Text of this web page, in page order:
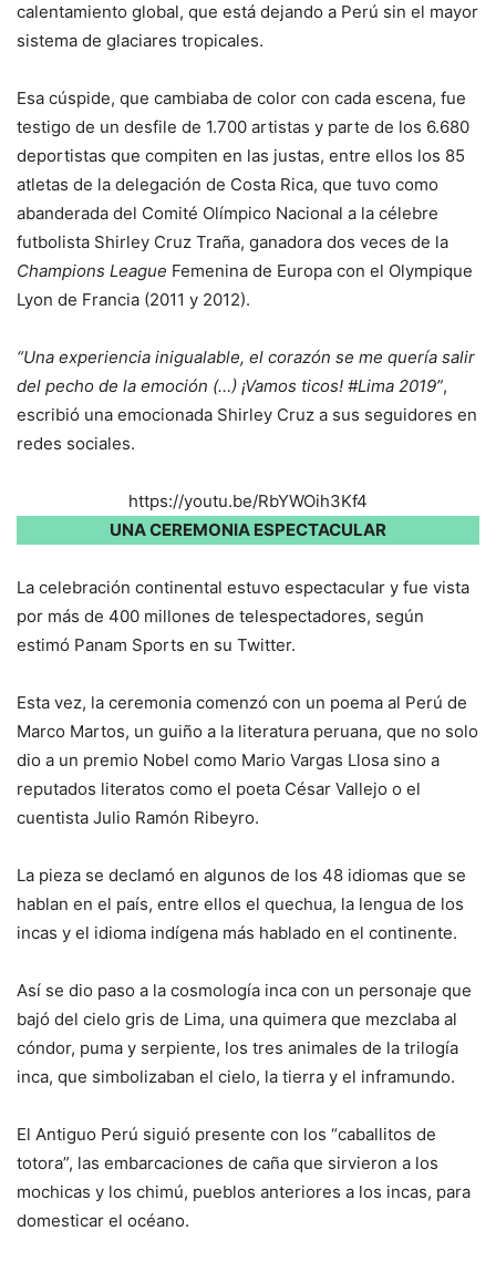
calentamiento global, que está dejando a Perú sin el mayor
sistema de glaciares tropicales.
Esa cúspide, que cambiaba de color con cada escena, fue
testigo de un desfile de 1.700 artistas y parte de los 6.680
deportistas que compiten en las justas, entre ellos los 85
atletas de la delegación de Costa Rica, que tuvo como
abanderada del Comité Olímpico Nacional a la célebre
futbolista Shirley Cruz Traña, ganadora dos veces de la
Champions League Femenina de Europa con el Olympique
Lyon de Francia (2011 y 2012).
“Una experiencia inigualable, el corazón se me quería salir
del pecho de la emoción (…) ¡Vamos ticos! #Lima 2019”,
escribió una emocionada Shirley Cruz a sus seguidores en
redes sociales.
https://youtu.be/RbYWOih3Kf4
UNA CEREMONIA ESPECTACULAR
La celebración continental estuvo espectacular y fue vista
por más de 400 millones de telespectadores, según
estimó Panam Sports en su Twitter.
Esta vez, la ceremonia comenzó con un poema al Perú de
Marco Martos, un guiño a la literatura peruana, que no solo
dio a un premio Nobel como Mario Vargas Llosa sino a
reputados literatos como el poeta César Vallejo o el
cuentista Julio Ramón Ribeyro.
La pieza se declamó en algunos de los 48 idiomas que se
hablan en el país, entre ellos el quechua, la lengua de los
incas y el idioma indígena más hablado en el continente.
Así se dio paso a la cosmología inca con un personaje que
bajó del cielo gris de Lima, una quimera que mezclaba al
cóndor, puma y serpiente, los tres animales de la trilogía
inca, que simbolizaban el cielo, la tierra y el inframundo.
El Antiguo Perú siguió presente con los “caballitos de
totora”, las embarcaciones de caña que sirvieron a los
mochicas y los chimú, pueblos anteriores a los incas, para
domesticar el océano.